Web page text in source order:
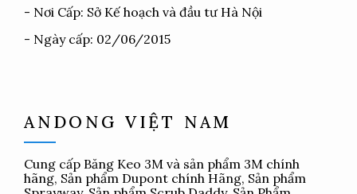
- Nơi Cấp: Sở Kế hoạch và đầu tư Hà Nội
- Ngày cấp: 02/06/2015
ANDONG VIỆT NAM
Cung cấp Băng Keo 3M và sản phẩm 3M chính
hãng, Sản phẩm Dupont chính Hãng, Sản phẩm